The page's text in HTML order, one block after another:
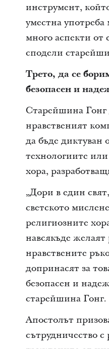
инструмент,
уместна употреба
много аспекти от
сподели
Трето, да се
безопасен и
Старейшина Гонг
нравственият
да бъде диктуван
технологиите
хора,
„Дори в един
светското
религиозните
навсякъде
нравствените
допринасят за
безопасен и
старейшина Гонг.
Апостолът
сътрудничество